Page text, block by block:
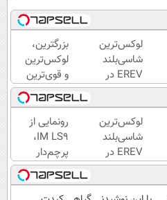
لوکس‌ترین
شاسی‌بلند
EREV در
ایران،
توسط نیکا
موتور
رونمایی
شد!
بزرگترین،
لوکس‌ترین
و قوی‌ترین
شاسی بلند
EREV در
در ایران
رونمایی
شد
لوکس‌ترین
شاسی‌بلند
EREV در
ایران،
توسط نیکا
رونمایی از
IM LS9،
پرچم‌دار
فوق‌لوکس
EREV